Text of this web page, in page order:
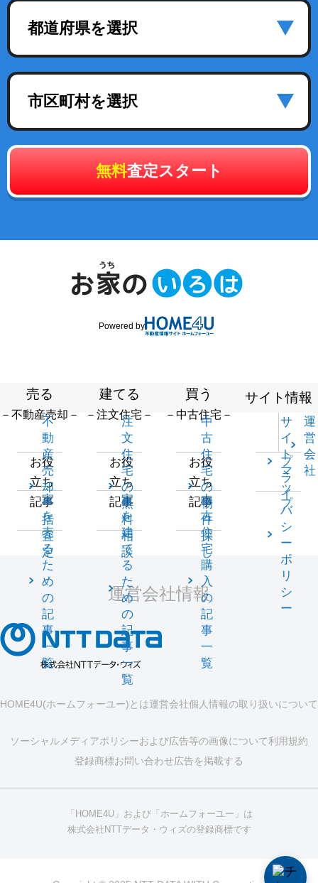
都道府県を選択
市区町村を選択
無料査定スタート
Powered by
売る
－不動産売却－
不
動
産
売
却
一
括
査
定
お役
立ち
記事
家
を
売
る
た
め
の
記
事
一
覧
建てる
－注文住宅－
注
文
住
宅
の
無
料
相
談
お役
立ち
記事
家
を
建
て
る
た
め
の
記
事
一
覧
買う
－中古住宅－
中
古
住
宅
の
物
件
探
し
お役
立ち
記事
中
古
住
宅
購
入
の
記
事
一
覧
サイト情報
サ
イ
ト
マ
ッ
プ
運
営
会
社
プ
ラ
イ
バ
シ
ー
ポ
リ
シ
ー
運営会社情報
HOME4U(ホームフォーユー)とは運営会社個人情報の取り扱いについて
ソーシャルメディアポリシーおよび広告等の画像について利用規約
登録商標お問い合わせ広告を掲載する
「HOME4U」および「ホームフォーユー」は
株式会社NTTデータ・ウィズの登録商標です